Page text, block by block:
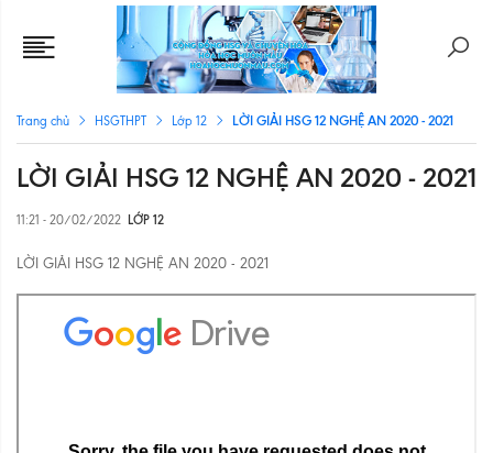
Trang chủ HSGTHPT Lớp 12 LỜI GIẢI HSG 12 NGHỆ AN 2020 - 2021
LỜI GIẢI HSG 12 NGHỆ AN 2020 - 2021
11:21 - 20/02/2022 LỚP 12
LỜI GIẢI HSG 12 NGHỆ AN 2020 - 2021